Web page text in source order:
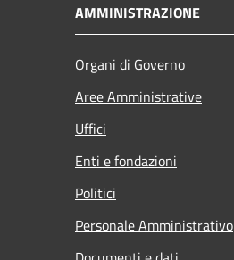
AMMINISTRAZIONE
Organi di Governo
Aree Amministrative
Uffici
Enti e fondazioni
Politici
Personale Amministrativo